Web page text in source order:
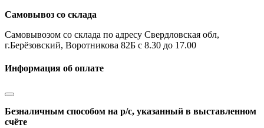
Самовывоз со склада
Самовывозом со склада по адресу Свердловская обл,
г.Берёзовский, Воротникова 82Б с 8.30 до 17.00
Информация об оплате
Безналичным способом на р/с, указанный в выставленном
счёте